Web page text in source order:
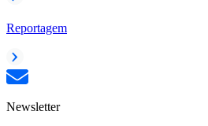
Reportagem
Newsletter